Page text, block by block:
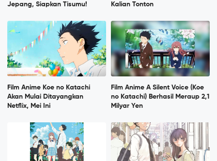
Jepang, Siapkan Tisumu!
Kalian Tonton
Film Anime Koe no Katachi
Akan Mulai Ditayangkan
Netflix, Mei Ini
Film Anime A Silent Voice (Koe
no Katachi) Berhasil Meraup 2,1
Milyar Yen